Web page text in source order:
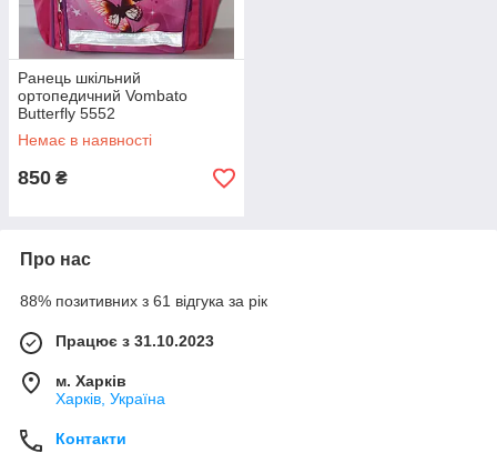
Ранець шкільний
ортопедичний Vombato
Butterfly 5552
Немає в наявності
850 ₴
Про нас
88% позитивних з 61 відгука за рік
Працює з 31.10.2023
м. Харків
Харків, Україна
Контакти